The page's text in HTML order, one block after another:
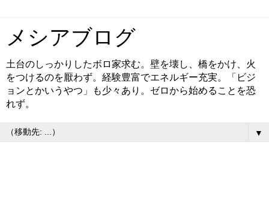
メシアブログ
土台のしっかりしたボロ家求む。壁を壊し、橋をかけ、火
をつけるのを厭わず。経験豊富でエネルギー充実。「ビジ
ョンとかいうやつ」も少々あり。ゼロから始めることを恐
れず。
▼